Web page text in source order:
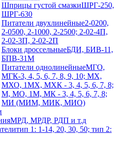
Шприцы густой смазкиШРГ-250,
ШРГ-630
Питатели двухлинейные2-0200,
2-0500, 2-1000, 2-2500; 2-02-4П,
2-02-3П, 2-02-2П
Блоки дроссельныеБДИ, БИВ-11,
БПВ-31М
Питатели однолинейныеМГО,
МГК-3, 4, 5, 6, 7, 8, 9, 10; МХ,
МХО, 1МХ, МХК - 3, 4, 5, 6, 7, 8;
М, МО, 1М, МК - 3, 4, 5, 6, 7, 8;
МИ (МИМ, МИК, МИО)
МРД, МРДР, РДП и т.д
тип 1: 1-14, 20, 30, 50; тип 2: